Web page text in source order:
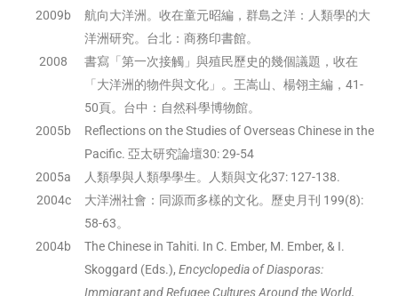
2009b
航向大洋洲。收在童元昭編，群島之洋：人類學的大
洋洲研究。台北：商務印書館。
2008
書寫「第一次接觸」與殖民歷史的幾個議題，收在
「大洋洲的物件與文化」。王嵩山、楊翎主編，41-
50頁。台中：自然科學博物館。
2005b
Reflections on the Studies of Overseas Chinese in the
Pacific. 亞太研究論壇30: 29-54
2005a
人類學與人類學學生。人類與文化37: 127-138.
2004c
大洋洲社會：同源而多樣的文化。歷史月刊 199(8):
58-63。
2004b
The Chinese in Tahiti. In C. Ember, M. Ember, & I.
Skoggard (Eds.), Encyclopedia of Diasporas:
Immigrant and Refugee Cultures Around the World,